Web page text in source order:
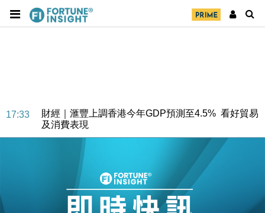
17:33
財經｜滙豐上調香港今年GDP預測至4.5% 看好貿易
及消費表現
本地｜假冒內地執法人員要求交「保證金」 43歲女子
損失近6900萬元
財經｜日經失守6.5萬點後回穩 全周仍升近2%
財經｜恒隆10月換帥 玩具「反」斗城亞洲CEO蔡德